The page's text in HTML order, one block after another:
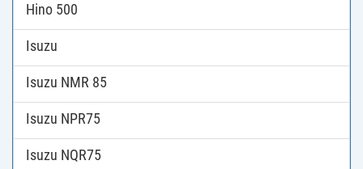
Hino 500
Isuzu
Isuzu NMR 85
Isuzu NPR75
Isuzu NQR75